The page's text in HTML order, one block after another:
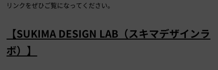
リンクをぜひご覧になってください。
【SUKIMA DESIGN LAB（スキマデザインラ
ボ）】